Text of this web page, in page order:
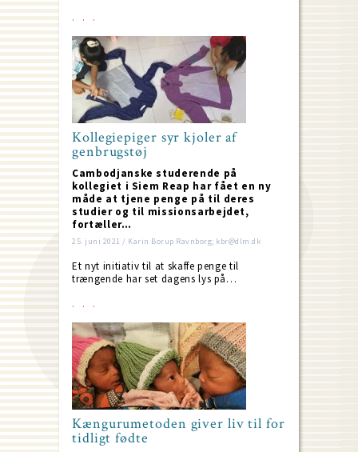
Kollegiepiger syr kjoler af
genbrugstøj
Cambodjanske studerende på
kollegiet i Siem Reap har fået en ny
måde at tjene penge på til deres
studier og til missionsarbejdet,
fortæller…
25. juni 2021 / Karin Borup Ravnborg; kbr@dlm.dk
Et nyt initiativ til at skaffe penge til
trængende har set dagens lys på…
Kængurumetoden giver liv til for
tidligt fødte